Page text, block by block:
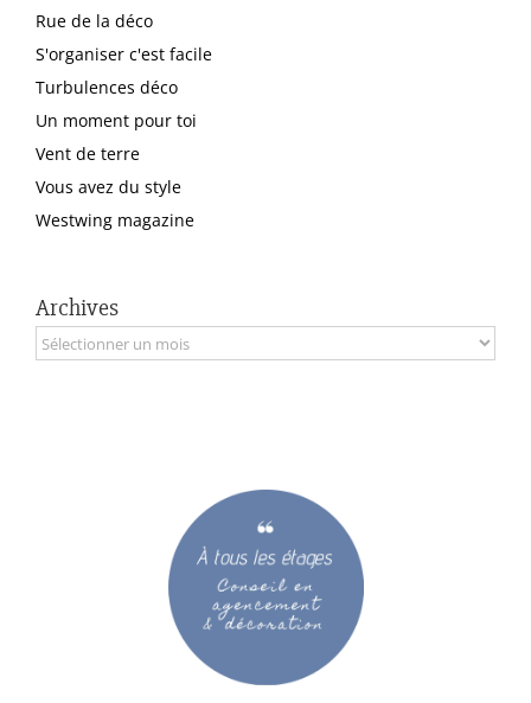
Rue de la déco
S'organiser c'est facile
Turbulences déco
Un moment pour toi
Vent de terre
Vous avez du style
Westwing magazine
Archives
Archives